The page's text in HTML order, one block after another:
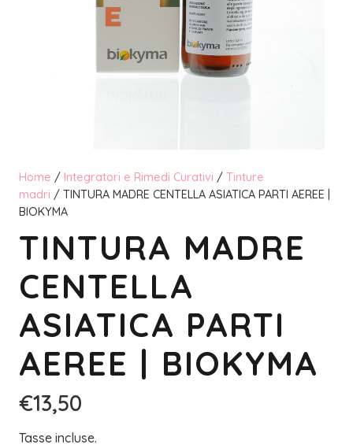
Home / Integratori e Rimedi Curativi / Tinture
madri / TINTURA MADRE CENTELLA ASIATICA PARTI AEREE |
BIOKYMA
TINTURA MADRE
CENTELLA
ASIATICA PARTI
AEREE | BIOKYMA
€13,50
Tasse incluse.